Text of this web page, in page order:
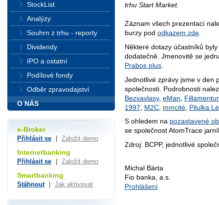
trhu Start Market.
Záznam všech prezentací
burzy pod odkazem zde
Některé dotazy účastníků
dodatečně. Jmenovitě se
Prabos plus
Jednotlivé zprávy jsme v den
společnosti. Podrobnosti
Bezvavlasy, eMan
1997
M2C mmcité Pilulka
S ohledem na pozastavené
se společnost AtomTrace
Zdroj: BCPP, jednotlivé
Michal Bárta
Fio banka, a.s.
Prohlášení
StockList
Analýzy
Souhrn z trhu - reporty
Dividendy
IPO a ostatní
Podílové fondy
Odběr zpravodajství
O NÁS
e-Broker
Přihlásit se Založit demo
Internetbanking
Přihlásit se Založit demo
Smartbanking
Stáhnout Jak aktivovat